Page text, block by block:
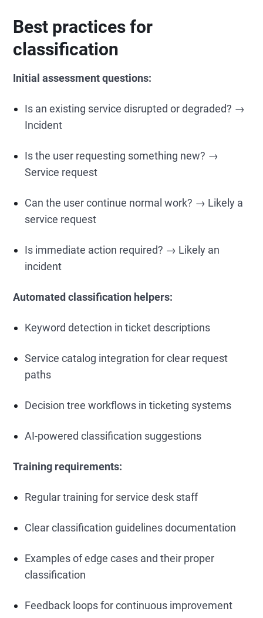
Best practices for
classification
Initial assessment questions:
Is an existing service disrupted or degraded? →
Incident
Is the user requesting something new? →
Service request
Can the user continue normal work? → Likely a
service request
Is immediate action required? → Likely an
incident
Automated classification helpers:
Keyword detection in ticket descriptions
Service catalog integration for clear request
paths
Decision tree workflows in ticketing systems
AI-powered classification suggestions
Training requirements:
Regular training for service desk staff
Clear classification guidelines documentation
Examples of edge cases and their proper
classification
Feedback loops for continuous improvement